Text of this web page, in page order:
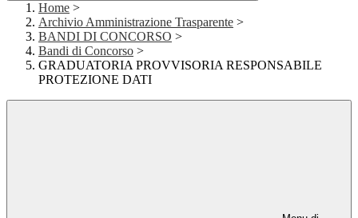
Home >
Archivio Amministrazione Trasparente >
BANDI DI CONCORSO >
Bandi di Concorso >
GRADUATORIA PROVVISORIA RESPONSABILE
PROTEZIONE DATI